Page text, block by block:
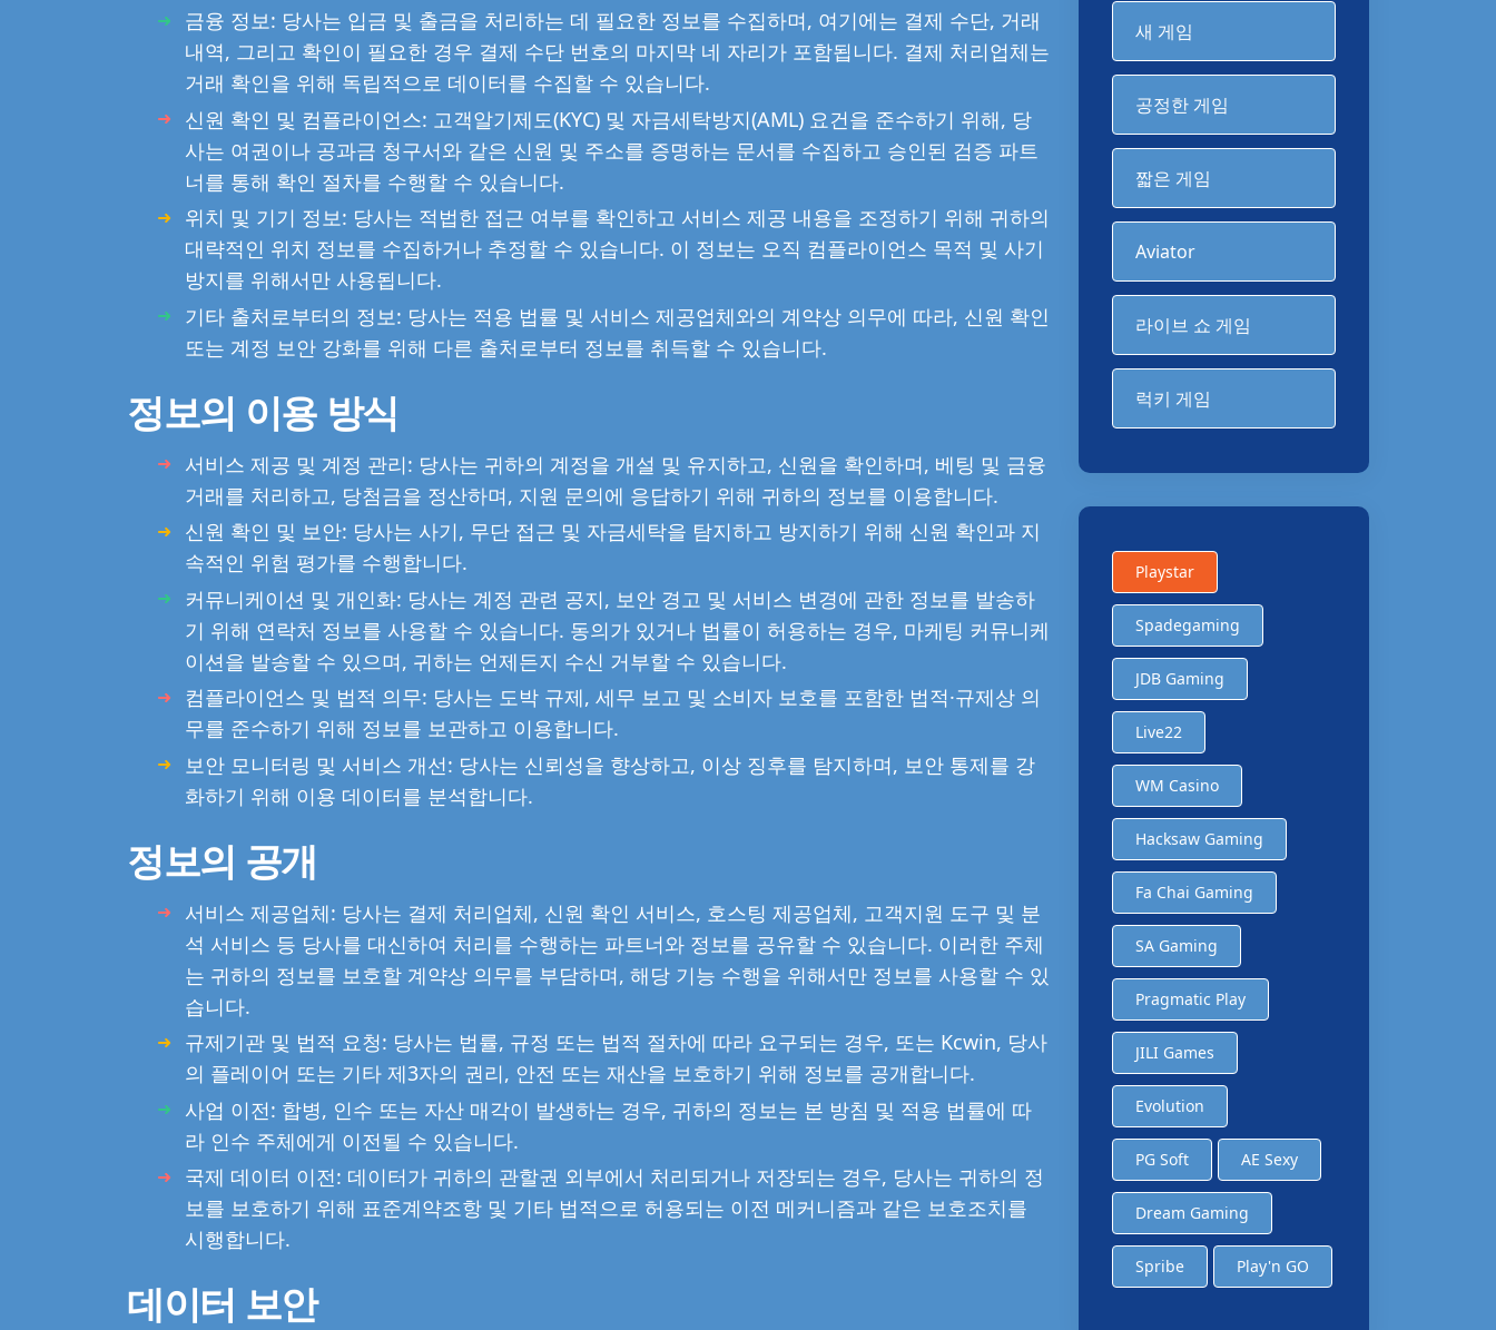
금융 정보: 당사는 입금 및 출금을 처리하는 데 필요한 정보를 수집하며, 여기에는 결제 수단, 거래
내역, 그리고 확인이 필요한 경우 결제 수단 번호의 마지막 네 자리가 포함됩니다. 결제 처리업체는
거래 확인을 위해 독립적으로 데이터를 수집할 수 있습니다.
신원 확인 및 컴플라이언스: 고객알기제도(KYC) 및 자금세탁방지(AML) 요건을 준수하기 위해, 당
사는 여권이나 공과금 청구서와 같은 신원 및 주소를 증명하는 문서를 수집하고 승인된 검증 파트
너를 통해 확인 절차를 수행할 수 있습니다.
위치 및 기기 정보: 당사는 적법한 접근 여부를 확인하고 서비스 제공 내용을 조정하기 위해 귀하의
대략적인 위치 정보를 수집하거나 추정할 수 있습니다. 이 정보는 오직 컴플라이언스 목적 및 사기
방지를 위해서만 사용됩니다.
기타 출처로부터의 정보: 당사는 적용 법률 및 서비스 제공업체와의 계약상 의무에 따라, 신원 확인
또는 계정 보안 강화를 위해 다른 출처로부터 정보를 취득할 수 있습니다.
정보의 이용 방식
서비스 제공 및 계정 관리: 당사는 귀하의 계정을 개설 및 유지하고, 신원을 확인하며, 베팅 및 금융
거래를 처리하고, 당첨금을 정산하며, 지원 문의에 응답하기 위해 귀하의 정보를 이용합니다.
신원 확인 및 보안: 당사는 사기, 무단 접근 및 자금세탁을 탐지하고 방지하기 위해 신원 확인과 지
속적인 위험 평가를 수행합니다.
커뮤니케이션 및 개인화: 당사는 계정 관련 공지, 보안 경고 및 서비스 변경에 관한 정보를 발송하
기 위해 연락처 정보를 사용할 수 있습니다. 동의가 있거나 법률이 허용하는 경우, 마케팅 커뮤니케
이션을 발송할 수 있으며, 귀하는 언제든지 수신 거부할 수 있습니다.
컴플라이언스 및 법적 의무: 당사는 도박 규제, 세무 보고 및 소비자 보호를 포함한 법적·규제상 의
무를 준수하기 위해 정보를 보관하고 이용합니다.
보안 모니터링 및 서비스 개선: 당사는 신뢰성을 향상하고, 이상 징후를 탐지하며, 보안 통제를 강
화하기 위해 이용 데이터를 분석합니다.
정보의 공개
서비스 제공업체: 당사는 결제 처리업체, 신원 확인 서비스, 호스팅 제공업체, 고객지원 도구 및 분
석 서비스 등 당사를 대신하여 처리를 수행하는 파트너와 정보를 공유할 수 있습니다. 이러한 주체
는 귀하의 정보를 보호할 계약상 의무를 부담하며, 해당 기능 수행을 위해서만 정보를 사용할 수 있
습니다.
규제기관 및 법적 요청: 당사는 법률, 규정 또는 법적 절차에 따라 요구되는 경우, 또는 Kcwin, 당사
의 플레이어 또는 기타 제3자의 권리, 안전 또는 재산을 보호하기 위해 정보를 공개합니다.
사업 이전: 합병, 인수 또는 자산 매각이 발생하는 경우, 귀하의 정보는 본 방침 및 적용 법률에 따
라 인수 주체에게 이전될 수 있습니다.
국제 데이터 이전: 데이터가 귀하의 관할권 외부에서 처리되거나 저장되는 경우, 당사는 귀하의 정
보를 보호하기 위해 표준계약조항 및 기타 법적으로 허용되는 이전 메커니즘과 같은 보호조치를
시행합니다.
데이터 보안
새 게임
공정한 게임
짧은 게임
Aviator
라이브 쇼 게임
럭키 게임
Playstar
Spadegaming
JDB Gaming
Live22
WM Casino
Hacksaw Gaming
Fa Chai Gaming
SA Gaming
Pragmatic Play
JILI Games
Evolution
PG Soft AE Sexy
Dream Gaming
Spribe Play'n GO